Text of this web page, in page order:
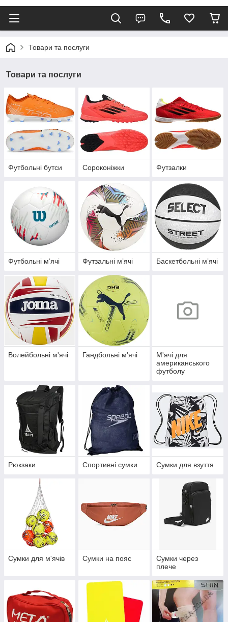
Товари та послуги
Товари та послуги
Футбольні бутси Сороконіжки Футзалки
Футбольні мʼячі Футзальні мʼячі Баскетбольні мʼячі
Волейбольні м'ячі Гандбольні м'ячі
М'ячі для
американського
футболу
Рюкзаки Спортивні сумки Сумки для взуття
Сумки для м'ячів Сумки на пояс
Сумки через
плече